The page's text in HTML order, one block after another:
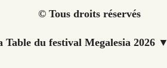
© Tous droits réservés
Table du festival Megalesia 2026